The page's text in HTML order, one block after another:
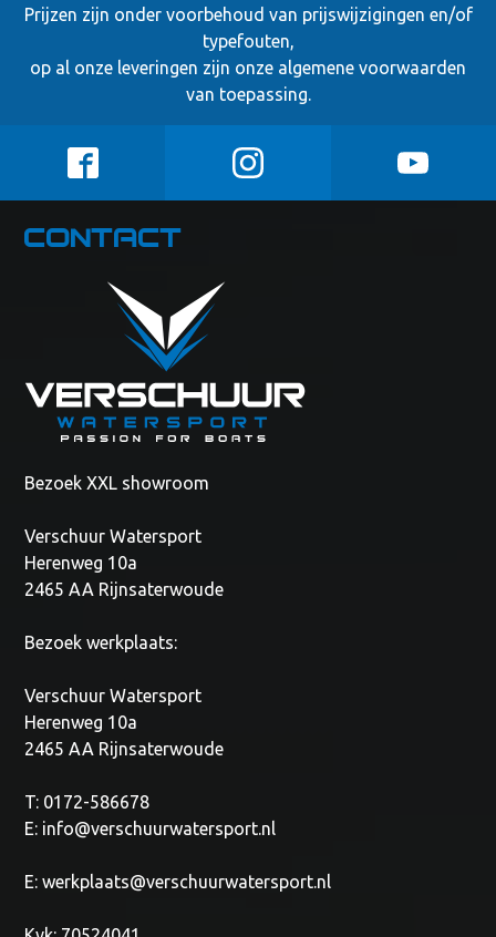
Prijzen zijn onder voorbehoud van prijswijzigingen en/of
typefouten,
op al onze leveringen zijn onze algemene voorwaarden
van toepassing.
Contact
Bezoek XXL showroom
Verschuur Watersport
Herenweg 10a
2465 AA Rijnsaterwoude
Bezoek werkplaats:
Verschuur Watersport
Herenweg 10a
2465 AA Rijnsaterwoude
T: 0172-586678
E: info@verschuurwatersport.nl
E:werkplaats@verschuurwatersport.nl